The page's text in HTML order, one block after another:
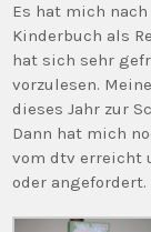
Es hat mich
Kinderbuch als
hat sich sehr
vorzulesen.
dieses Jahr zur
Dann hat mich
vom dtv erreicht
oder angefordert.